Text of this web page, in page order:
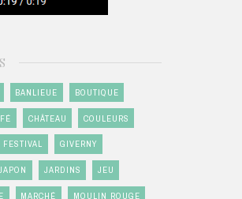
BANLIEUE BOUTIQUE
CHÂTEAU COULEURS
FESTIVAL GIVERNY
JARDINS JEU
MARCHÉ MOULIN ROUGE